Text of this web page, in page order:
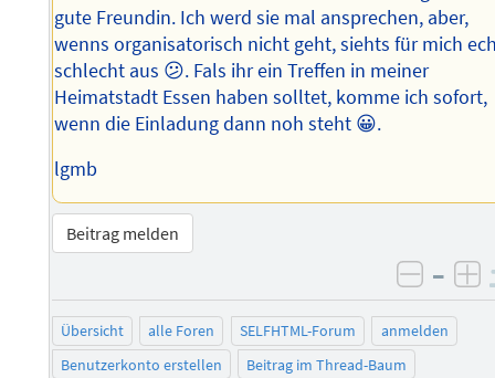
gute Freundin. Ich werd sie mal ansprechen, aber,
wenns organisatorisch nicht geht, siehts für mich
schlecht aus 😕. Fals ihr ein Treffen in meiner
Heimatstadt Essen haben solltet, komme ich sofort,
wenn die Einladung dann noh steht 😀.
lgmb
Beitrag melden
–
Übersicht alle Foren SELFHTML-Forum
anmelden
Benutzerkonto erstellen
Beitrag im Thread-Baum